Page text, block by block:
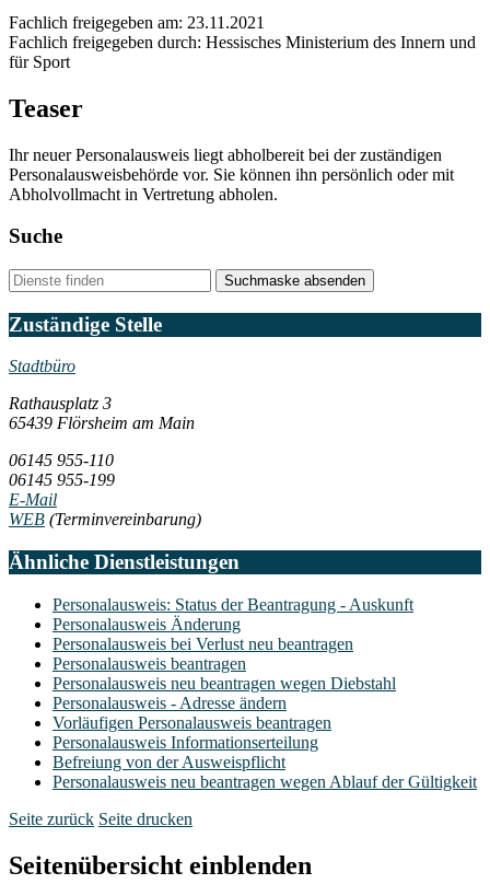
Fachlich freigegeben am: 23.11.2021
Fachlich freigegeben durch: Hessisches Ministerium des Innern und
für Sport
Teaser
Ihr neuer Personalausweis liegt abholbereit bei der zuständigen
Personalausweisbehörde vor. Sie können ihn persönlich oder mit
Abholvollmacht in Vertretung abholen.
Suche
Suchmaske absenden
Zuständige Stelle
Stadtbüro
Rathausplatz 3
65439 Flörsheim am Main
06145 955-110
06145 955-199
E-Mail
WEB (Terminvereinbarung)
Ähnliche Dienstleistungen
Personalausweis: Status der Beantragung - Auskunft
Personalausweis Änderung
Personalausweis bei Verlust neu beantragen
Personalausweis beantragen
Personalausweis neu beantragen wegen Diebstahl
Personalausweis - Adresse ändern
Vorläufigen Personalausweis beantragen
Personalausweis Informationserteilung
Befreiung von der Ausweispflicht
Personalausweis neu beantragen wegen Ablauf der Gültigkeit
Seite zurück Seite drucken
Seitenübersicht einblenden